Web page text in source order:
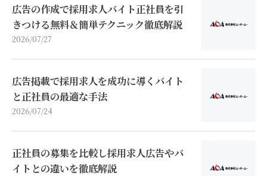
広告の作成で採用求人バイト正社員を引
きつける無料＆簡単テクニック徹底解説
2026/07/27
広告掲載で採用求人を成功に導くバイト
と正社員の最適な手法
2026/07/24
正社員の募集を比較し採用求人広告やバ
イトとの違いを徹底解説